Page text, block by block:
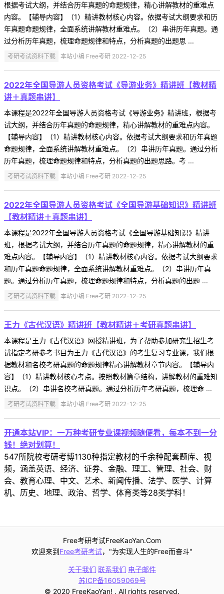
根据考试大纲，并结合历年真题的命题规律，精心讲解教材的重难点
内容。【辅导内容】（1）精讲教材核心内容。依据考试大纲要求和历
年真题命题规律，全面系统讲解教材重难点。（2）串讲历年真题。通
过分析历年真题，梳理命题规律和特点，分析真题的出题思 ...
考研考试资料下载 本站小编 Free考研 2022-12-25
2022年全国导游人员资格考试《导游业务》精讲班【教材精
讲＋真题串讲】
本课程是2022年全国导游人员资格考试《导游业务》精讲班，根据考
试大纲，并结合历年真题的命题规律，精心讲解教材的重难点内容。
【辅导内容】（1）精讲教材核心内容。依据考试大纲要求和历年真题
命题规律，全面系统讲解教材重难点。（2）串讲历年真题。通过分析
历年真题，梳理命题规律和特点，分析真题的出题思路。考 ...
考研考试资料下载 本站小编 Free考研 2022-12-25
2022年全国导游人员资格考试《全国导游基础知识》精讲班
【教材精讲＋真题串讲】
本课程是2022年全国导游人员资格考试《全国导游基础知识》精讲
班，根据考试大纲，并结合历年真题的命题规律，精心讲解教材的重
难点内容。【辅导内容】（1）精讲教材核心内容。依据考试大纲要求
和历年真题命题规律，全面系统讲解教材重难点。（2）串讲历年真
题。通过分析历年真题，梳理命题规律和特点，分析真题的出题 ...
考研考试资料下载 本站小编 Free考研 2022-12-25
王力《古代汉语》精讲班【教材精讲＋考研真题串讲】
本课程是王力《古代汉语》网授精讲班，为了帮助参加研究生招生考
试指定考研参考书目为王力《古代汉语》的考生复习专业课，我们根
据教材和名校考研真题的命题规律精心讲解教材章节内容。【辅导内
容】（1）精讲教材核心考点。按照教材篇章结构，讲解教材的重难知
识点。（2）串讲名校考研真题。通过分析历年考研真题，梳理命 ...
考研考试资料下载 本站小编 Free考研 2022-12-25
开通本站VIP：一万种考研专业课视频随便看，每本不到一分
钱！绝对划算！
547所院校考研考博1130种指定教材的千余种配套题库、视
频，涵盖英语、经济、证券、金融、理工、管理、社会、财
会、教育心理、中文、艺术、新闻传播、法学、医学、计算
机、历史、地理、政治、哲学、体育类等28类学科！
Free考研考试FreeKaoYan.Com
欢迎来到Free考研考试，"为实现人生的Free而奋斗"
关于我们 联系我们 电子邮件
苏ICP备16059069号
© 2020 FreeKaoYan! . All rights reserved.